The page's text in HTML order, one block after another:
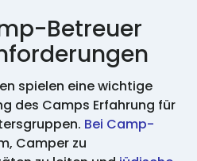
Betreuer
spielen eine wichtige
des Camps Erfahrung für
Bei Camp-
Camper zu